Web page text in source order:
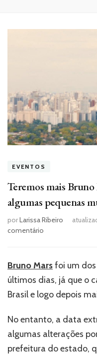
EVENTOS
Teremos mais
algumas pequenas
porLarissa Ribeiro
comentário
Bruno
Mars
no
Brasil,
algumas
pequenas
mudanças
Bruno Marsfoi um
últimos dias, já que o
Brasil e logo depois
No entanto, a data
algumas alterações
prefeitura do estado,